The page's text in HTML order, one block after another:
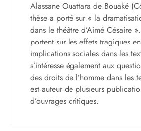
Alassane Ouattara de Bouaké
thèse a porté sur « la
dans le théâtre d’Aimé Césaire
portent sur les effets tragiques
implications sociales dans les
s’intéresse également aux
des droits de l’homme dans les
est auteur de plusieurs
d’ouvrages critiques.